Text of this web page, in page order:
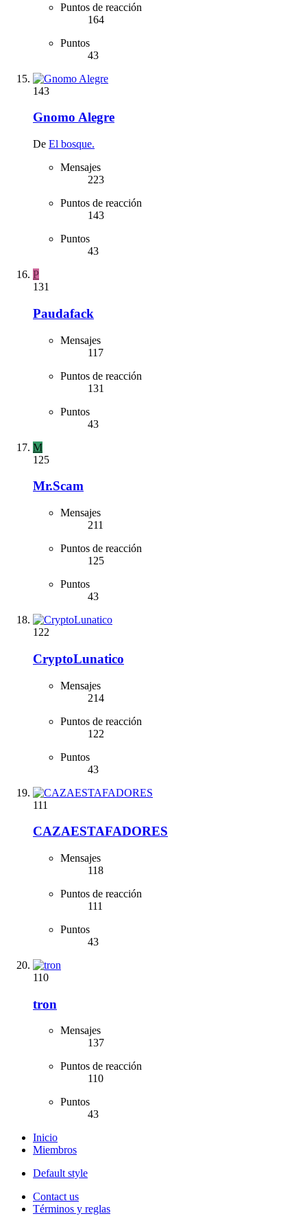
Puntos de reacción
164
Puntos
43
143
Gnomo Alegre
De El bosque.
Mensajes
223
Puntos de reacción
143
Puntos
43
P
131
Paudafack
Mensajes
117
Puntos de reacción
131
Puntos
43
M
125
Mr.Scam
Mensajes
211
Puntos de reacción
125
Puntos
43
122
CryptoLunatico
Mensajes
214
Puntos de reacción
122
Puntos
43
111
CAZAESTAFADORES
Mensajes
118
Puntos de reacción
111
Puntos
43
110
tron
Mensajes
137
Puntos de reacción
110
Puntos
43
Inicio
Miembros
Default style
Contact us
Términos y reglas